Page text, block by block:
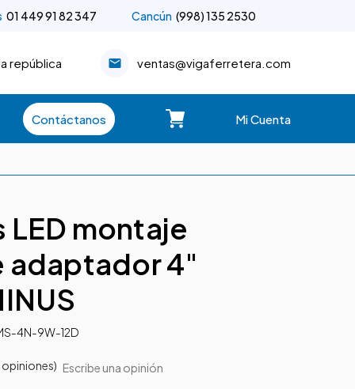
01 449 91 82 347 Cancún (998) 135 2530
república ventas@vigaferretera.com
Contáctanos Mi Cuenta
LED montaje
adaptador 4"
4N-9W-12D
opiniones) Escribe una opinión